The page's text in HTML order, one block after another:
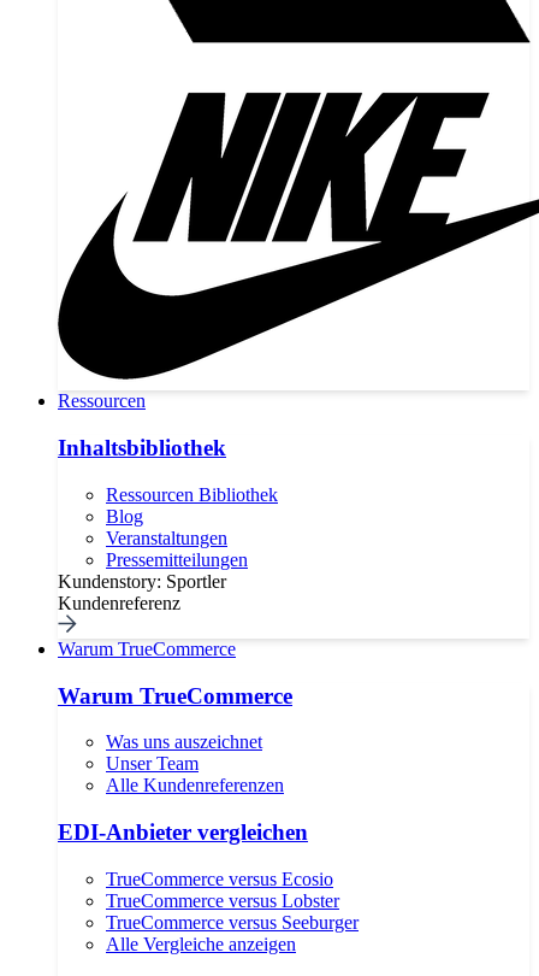
Ressourcen
Inhaltsbibliothek
Ressourcen Bibliothek
Blog
Veranstaltungen
Pressemitteilungen
Kundenstory: Sportler
Kundenreferenz
Warum TrueCommerce
Warum TrueCommerce
Was uns auszeichnet
Unser Team
Alle Kundenreferenzen
EDI-Anbieter vergleichen
TrueCommerce versus Ecosio
TrueCommerce versus Lobster
TrueCommerce versus Seeburger
Alle Vergleiche anzeigen